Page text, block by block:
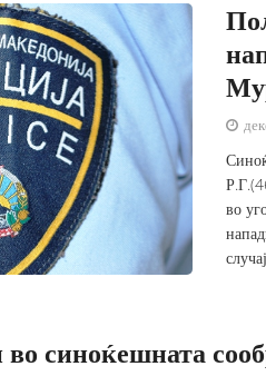
во
во синоќешната